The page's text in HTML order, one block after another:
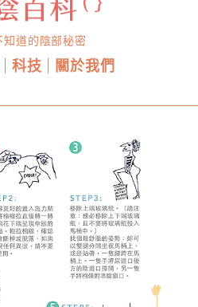
道的陰部秘密
科技 關於我們